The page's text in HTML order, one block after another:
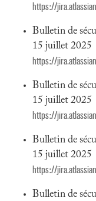
https://
Bulletin de
15 juillet 2025
https://
Bulletin de
15 juillet 2025
https://
Bulletin de
15 juillet 2025
https://
Bulletin de